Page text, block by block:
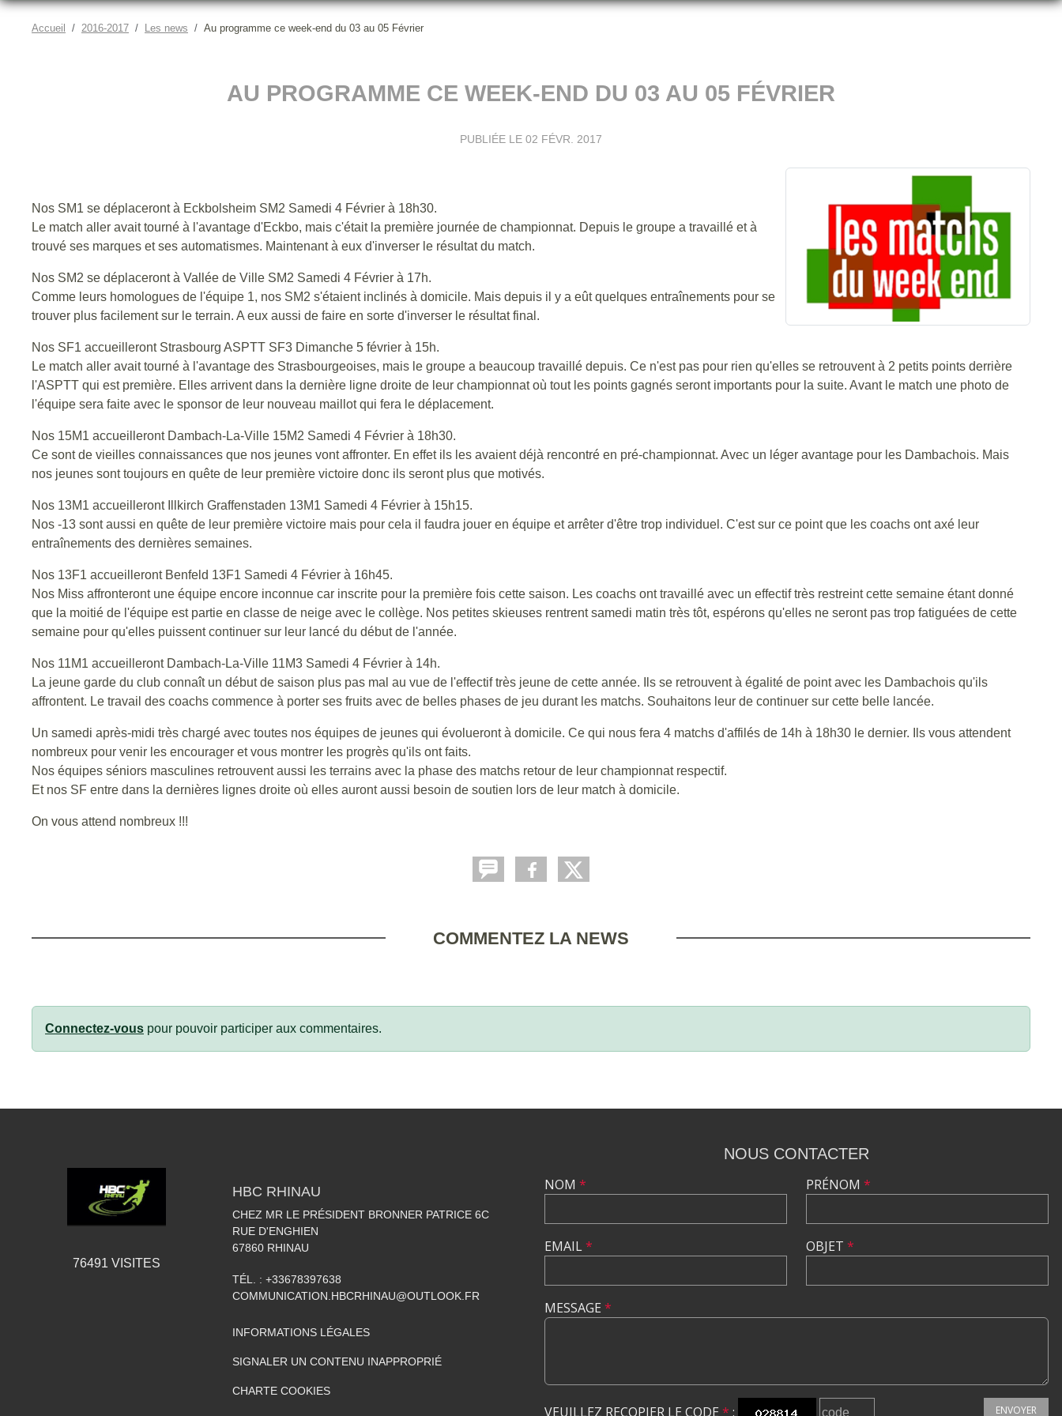
Accueil 2016-2017 Les news Au programme ce week-end du 03 au 05 Février
AU PROGRAMME CE WEEK-END DU 03 AU 05 FÉVRIER
PUBLIÉE LE 02 FÉVR. 2017
Nos SM1 se déplaceront à Eckbolsheim SM2 Samedi 4 Février à 18h30.
Le match aller avait tourné à l'avantage d'Eckbo, mais c'était la première journée de championnat. Depuis le groupe a travaillé et à
trouvé ses marques et ses automatismes. Maintenant à eux d'inverser le résultat du match.
Nos SM2 se déplaceront à Vallée de Ville SM2 Samedi 4 Février à 17h.
Comme leurs homologues de l'équipe 1, nos SM2 s'étaient inclinés à domicile. Mais depuis il y a eût quelques entraînements pour se
trouver plus facilement sur le terrain. A eux aussi de faire en sorte d'inverser le résultat final.
Nos SF1 accueilleront Strasbourg ASPTT SF3 Dimanche 5 février à 15h.
Le match aller avait tourné à l'avantage des Strasbourgeoises, mais le groupe a beaucoup travaillé depuis. Ce n'est pas pour rien qu'elles se retrouvent à 2 petits points derrière
l'ASPTT qui est première. Elles arrivent dans la dernière ligne droite de leur championnat où tout les points gagnés seront importants pour la suite. Avant le match une photo de
l'équipe sera faite avec le sponsor de leur nouveau maillot qui fera le déplacement.
Nos 15M1 accueilleront Dambach-La-Ville 15M2 Samedi 4 Février à 18h30.
Ce sont de vieilles connaissances que nos jeunes vont affronter. En effet ils les avaient déjà rencontré en pré-championnat. Avec un léger avantage pour les Dambachois. Mais
nos jeunes sont toujours en quête de leur première victoire donc ils seront plus que motivés.
Nos 13M1 accueilleront Illkirch Graffenstaden 13M1 Samedi 4 Février à 15h15.
Nos -13 sont aussi en quête de leur première victoire mais pour cela il faudra jouer en équipe et arrêter d'être trop individuel. C'est sur ce point que les coachs ont axé leur
entraînements des dernières semaines.
Nos 13F1 accueilleront Benfeld 13F1 Samedi 4 Février à 16h45.
Nos Miss affronteront une équipe encore inconnue car inscrite pour la première fois cette saison. Les coachs ont travaillé avec un effectif très restreint cette semaine étant donné
que la moitié de l'équipe est partie en classe de neige avec le collège. Nos petites skieuses rentrent samedi matin très tôt, espérons qu'elles ne seront pas trop fatiguées de cette
semaine pour qu'elles puissent continuer sur leur lancé du début de l'année.
Nos 11M1 accueilleront Dambach-La-Ville 11M3 Samedi 4 Février à 14h.
La jeune garde du club connaît un début de saison plus pas mal au vue de l'effectif très jeune de cette année. Ils se retrouvent à égalité de point avec les Dambachois qu'ils
affrontent. Le travail des coachs commence à porter ses fruits avec de belles phases de jeu durant les matchs. Souhaitons leur de continuer sur cette belle lancée.
Un samedi après-midi très chargé avec toutes nos équipes de jeunes qui évolueront à domicile. Ce qui nous fera 4 matchs d'affilés de 14h à 18h30 le dernier. Ils vous attendent
nombreux pour venir les encourager et vous montrer les progrès qu'ils ont faits.
Nos équipes séniors masculines retrouvent aussi les terrains avec la phase des matchs retour de leur championnat respectif.
Et nos SF entre dans la dernières lignes droite où elles auront aussi besoin de soutien lors de leur match à domicile.
On vous attend nombreux !!!
COMMENTEZ LA NEWS
Connectez-vous pour pouvoir participer aux commentaires.
76491 VISITES
HBC RHINAU
CHEZ MR LE PRÉSIDENT BRONNER PATRICE 6C
RUE D'ENGHIEN
67860 RHINAU
TÉL. : +33678397638
COMMUNICATION.HBCRHINAU@OUTLOOK.FR
INFORMATIONS LÉGALES
SIGNALER UN CONTENU INAPPROPRIÉ
CHARTE COOKIES
NOUS CONTACTER
NOM *
EMAIL*
PRÉNOM *
OBJET *
MESSAGE *
VEUILLEZ RECOPIER LE CODE * : ENVOYER